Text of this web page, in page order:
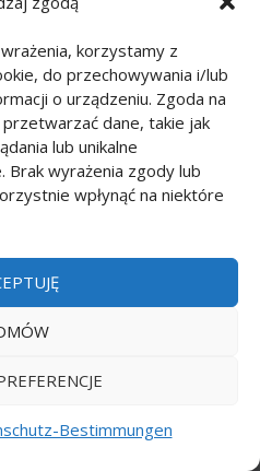
korzystamy z
do przechowywania i/lub
o urządzeniu. Zgoda na
dane, takie jak
lub unikalne
wyrażenia zgody lub
wpłynąć na niektóre
Bestimmungen
(12)
(10)
(20)
(16)